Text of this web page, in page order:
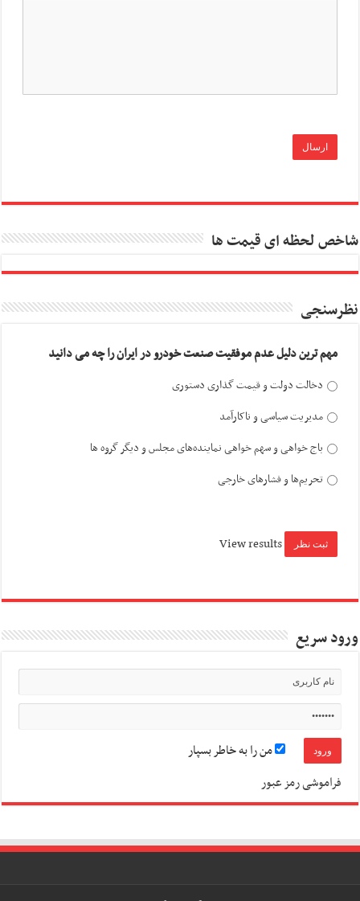
شاخص لحظه ای قیمت ها
نظرسنجی
مهم ترین دلیل عدم موفقیت صنعت خودرو در ایران را چه می دانید
دخالت دولت و قیمت گذاری دستوری
مدیریت سیاسی و ناکارآمد
باج خواهی و سهم خواهی نماینده‌های مجلس و دیگر گروه ها
تحریم‌ها و فشارهای خارجی
View results
ورود سریع
من را به خاطر بسپار
فراموشی رمز عبور